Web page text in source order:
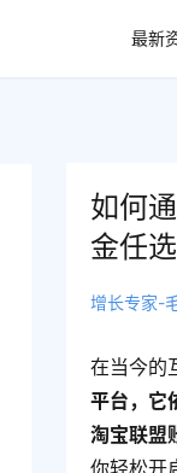
最新
如何
金任
增长专家-
在当今的
平台，它
淘宝联盟